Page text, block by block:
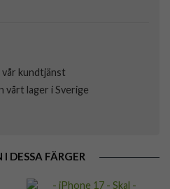
kundtjänst
vårt lager i Sverige
I DESSA FÄRGER